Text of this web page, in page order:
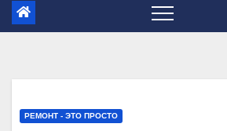
РЕМОНТ - ЭТО ПРОСТО